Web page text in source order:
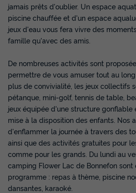
Voir les
CHALET 4 personnes -
chambres)
Annulation gratuite
Surface
Adultes
jamais prêts d'oublier. Un espace
piscine chauffée et d'un espace
jeux d'eau vous fera vivre des
famille qu'avec des amis.
De nombreuses activités sont
permettre de vous amuser tout au
plus de convivialité, les jeux collectifs
pétanque, mini-golf, tennis de table,
jeux équipée d'une structure
mise à la disposition des enfants. Nos
d'enflammer la journée à travers des
ainsi que des activités gratuites pour
comme pour les grands. Du lundi au
camping Flower Lac de Bonnefon sont
programme : repas à thème, piscine
dansantes, karaoké.